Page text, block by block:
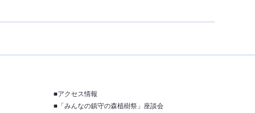
■アクセス情報
■「みんなの鎮守の森植樹祭」座談会